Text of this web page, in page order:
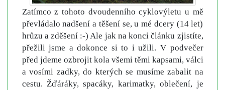
Zatímco z tohoto dvoudenního cyklovýletu u mě
převládalo nadšení a těšení se, u mé dcery (14 let)
hrůzu a zděšení :-) Ale jak na konci článku zjistíte,
přežili jsme a dokonce si to i užili. V podvečer
před jdeme ozbrojit kola všemi těmi kapsami, válci
a vosími zadky, do kterých se musíme zabalit na
cestu. Žďáráky, spacáky, karimatky, oblečení, je